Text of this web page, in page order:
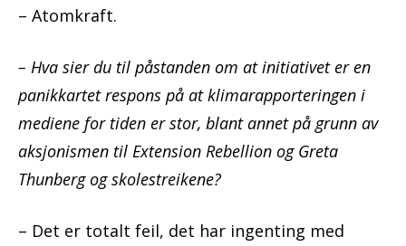
– Atomkraft.
– Hva sier du til påstanden om at initiativet er en
panikkartet respons på at klimarapporteringen i
mediene for tiden er stor, blant annet på grunn av
aksjonismen til Extension Rebellion og Greta
Thunberg og skolestreikene?
– Det er totalt feil, det har ingenting med